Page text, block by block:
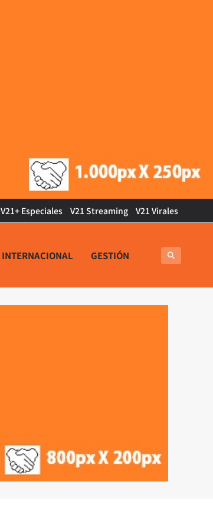
V21+ Especiales V21 Streaming V21 Virales
INTERNACIONAL GESTIÓN